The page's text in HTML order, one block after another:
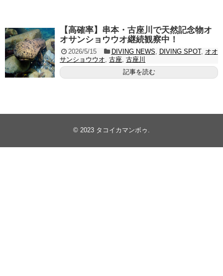
【高確率】串本・古座川で天然記念物オ
オサンショウウオ継続観察中！
2026/5/15 DIVING NEWS DIVING SPOT, オオ
サンショウウオ 古座 古座川
記事を読む
© 2023 タコイカマンボゥ